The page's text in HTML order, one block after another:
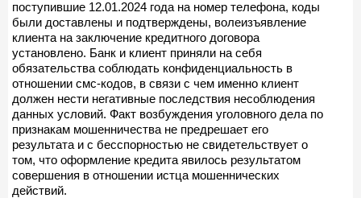
поступившие 12.01.2024 года на номер телефона, коды
были доставлены и подтверждены, волеизъявление
клиента на заключение кредитного договора
установлено. Банк и клиент приняли на себя
обязательства соблюдать конфиденциальность в
отношении смс-кодов, в связи с чем именно клиент
должен нести негативные последствия несоблюдения
данных условий. Факт возбуждения уголовного дела по
признакам мошенничества не предрешает его
результата и с бесспорностью не свидетельствует о
том, что оформление кредита явилось результатом
совершения в отношении истца мошеннических
действий.